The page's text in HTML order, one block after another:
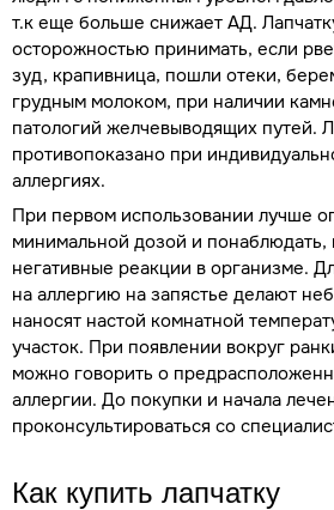
т.к еще больше снижает АД.
осторожностью принимать, если
зуд, крапивница, пошли отеки,
грудным молоком, при наличии
патологий желчевыводящих путей.
противопоказано при
аллергиях.
При первом использовании лучше
минимальной дозой и понаблюдать,
негативные реакции в организме.
на аллергию на запястье делают
наносят настой комнатной
участок. При появлении вокруг
можно говорить о
аллергии. До покупки и начала
проконсультироваться со
Как купить лапчатку